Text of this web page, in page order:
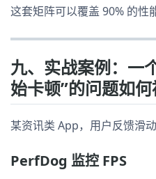
这套矩阵可以覆盖 90% 的性
九、实战案例：一
始卡顿”的问题如何
某资讯类 App，用户反馈滑
PerfDog 监控 FPS